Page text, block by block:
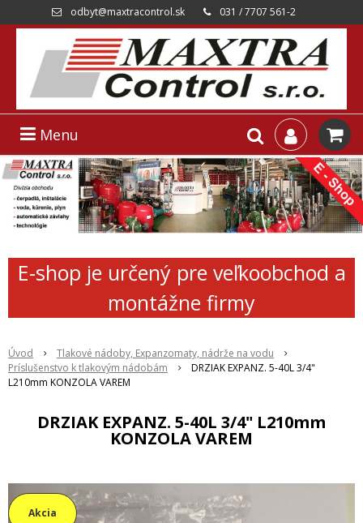
odbyt@maxtracontrol.sk 031 / 7707 561-2
Menu
E-shop je určený pre veľkoobchod a
montážne firmy
Úvod
Tlakové nádoby, Expanzomaty, nádrže na vodu
Príslušenstvo k tlakovým nádobám
DRZIAK EXPANZ. 5-40L 3/4"
L210mm KONZOLA VAREM
DRZIAK EXPANZ. 5-40L 3/4" L210mm
KONZOLA VAREM
Akcia